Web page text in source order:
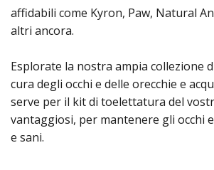
affidabili come Kyron, Paw, Natural
altri ancora.
Esplorate la nostra ampia collezione
cura degli occhi e delle orecchie e
serve per il kit di toelettatura del
vantaggiosi, per mantenere gli occhi
e sani.